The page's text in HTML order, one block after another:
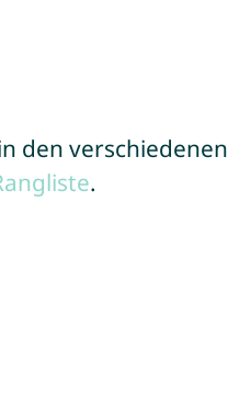
den verschiedenen
.